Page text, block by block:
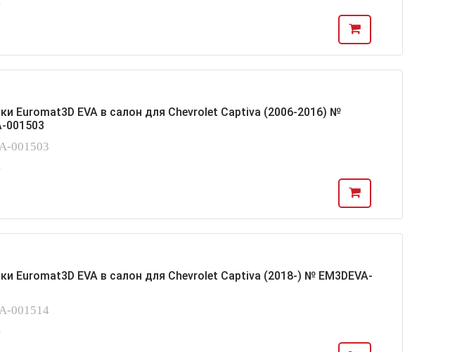
Euromat3D EVA в салон для Chevrolet Captiva (2006-2016) №
001503
001503
Euromat3D EVA в салон для Chevrolet Captiva (2018-) № EM3DEVA-
001514